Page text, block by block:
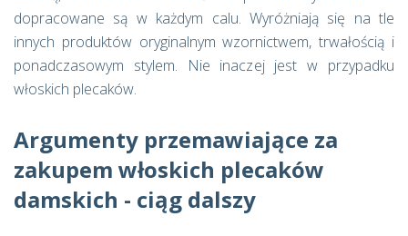
dopracowane są w każdym calu. Wyróżniają się na tle
innych produktów oryginalnym wzornictwem, trwałością i
ponadczasowym stylem. Nie inaczej jest w przypadku
włoskich plecaków.
Argumenty przemawiające za
zakupem włoskich plecaków
damskich - ciąg dalszy